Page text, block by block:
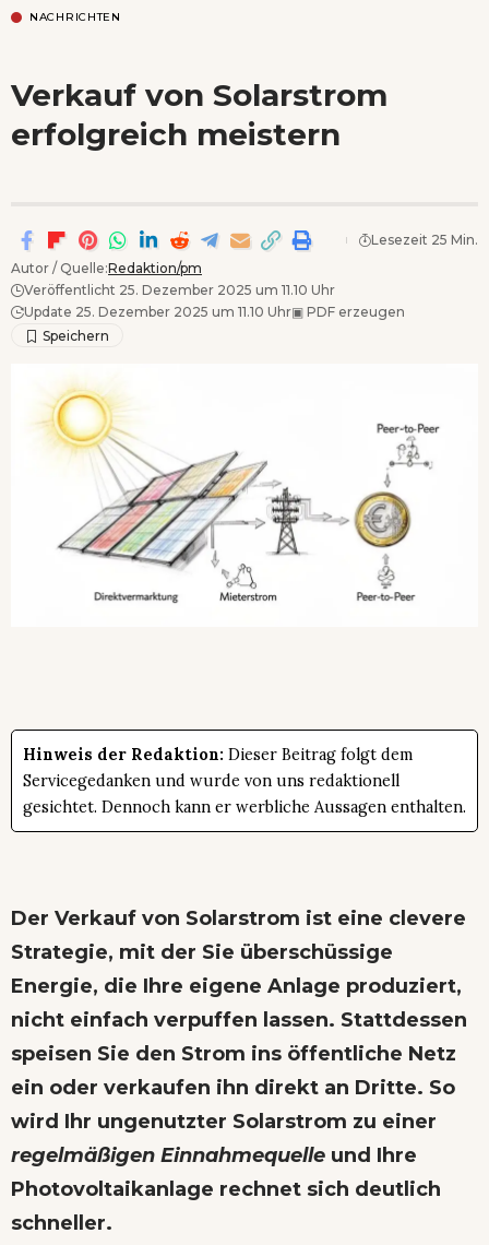
NACHRICHTEN
Verkauf von Solarstrom
erfolgreich meistern
Autor / Quelle:Redaktion/pm
Veröffentlicht 25. Dezember 2025 um 11.10 Uhr
Update 25. Dezember 2025 um 11.10 Uhr▣ PDF erzeugen
Lesezeit 25 Min.
Hinweis der Redaktion: Dieser Beitrag folgt dem
Servicegedanken und wurde von uns redaktionell
gesichtet. Dennoch kann er werbliche Aussagen enthalten.
Der Verkauf von Solarstrom ist eine clevere
Strategie, mit der Sie überschüssige
Energie, die Ihre eigene Anlage produziert,
nicht einfach verpuffen lassen. Stattdessen
speisen Sie den Strom ins öffentliche Netz
ein oder verkaufen ihn direkt an Dritte. So
wird Ihr ungenutzter Solarstrom zu einer
regelmäßigen Einnahmequelle und Ihre
Photovoltaikanlage rechnet sich deutlich
schneller.